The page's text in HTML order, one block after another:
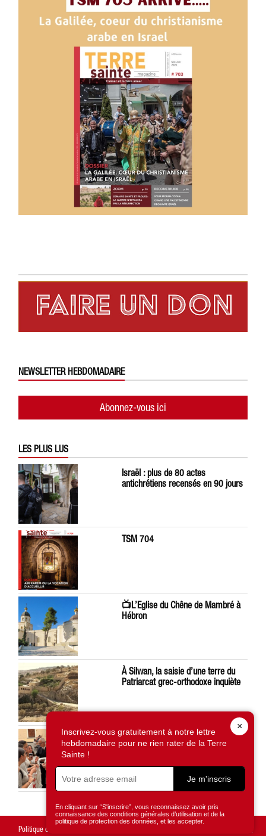
NEWSLETTER HEBDOMADAIRE
Abonnez-vous ici
LES PLUS LUS
Israël : plus de 80 actes
antichrétiens recensés en 90 jours
TSM 704
📺L’Eglise du Chêne de Mambré à
Hébron
À Silwan, la saisie d’une terre du
Patriarcat grec-orthodoxe inquiète
Léon XIV préoccupé par la situation
en Terre Sainte
×
Inscrivez-vous gratuitement à notre lettre
hebdomadaire pour ne rien rater de la Terre
Sainte !
Je m'inscris
En cliquant sur “S'inscrire”, vous reconnaissez avoir pris
connaissance des conditions générales d’utilisation et de la
politique de protection des données, et les accepter.
Politique de confidentialité